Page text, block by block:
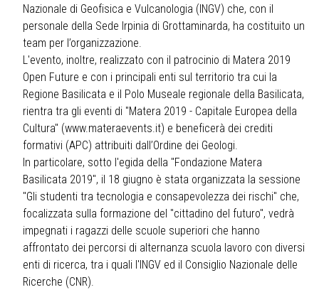
Nazionale di Geofisica e Vulcanologia (INGV) che, con il
personale della Sede Irpinia di Grottaminarda, ha costituito un
team per l’organizzazione.
L'evento, inoltre, realizzato con il patrocinio di Matera 2019
Open Future e con i principali enti sul territorio tra cui la
Regione Basilicata e il Polo Museale regionale della Basilicata,
rientra tra gli eventi di "Matera 2019 - Capitale Europea della
Cultura" (www.materaevents.it) e beneficerà dei crediti
formativi (APC) attribuiti dall’Ordine dei Geologi.
In particolare, sotto l'egida della "Fondazione Matera
Basilicata 2019", il 18 giugno è stata organizzata la sessione
"Gli studenti tra tecnologia e consapevolezza dei rischi" che,
focalizzata sulla formazione del "cittadino del futuro", vedrà
impegnati i ragazzi delle scuole superiori che hanno
affrontato dei percorsi di alternanza scuola lavoro con diversi
enti di ricerca, tra i quali l'INGV ed il Consiglio Nazionale delle
Ricerche (CNR).